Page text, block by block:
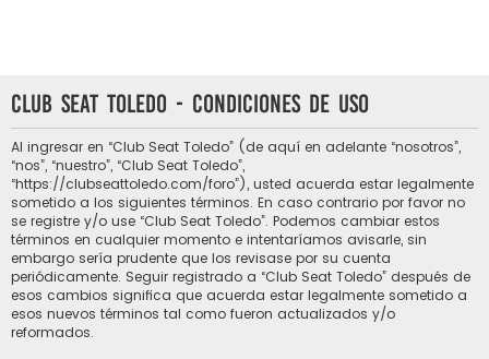
Club Seat Toledo - Condiciones de uso
Al ingresar en “Club Seat Toledo” (de aquí en adelante “nosotros”,
“nos”, “nuestro”, “Club Seat Toledo”,
“https://clubseattoledo.com/foro”), usted acuerda estar legalmente
sometido a los siguientes términos. En caso contrario por favor no
se registre y/o use “Club Seat Toledo”. Podemos cambiar estos
términos en cualquier momento e intentaríamos avisarle, sin
embargo sería prudente que los revisase por su cuenta
periódicamente. Seguir registrado a “Club Seat Toledo” después de
esos cambios significa que acuerda estar legalmente sometido a
esos nuevos términos tal como fueron actualizados y/o
reformados.